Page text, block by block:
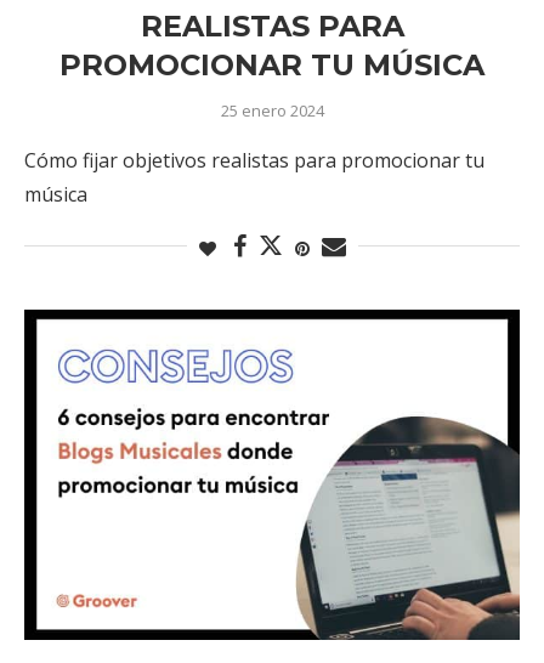
REALISTAS PARA
PROMOCIONAR TU MÚSICA
25 enero 2024
Cómo fijar objetivos realistas para promocionar tu
música